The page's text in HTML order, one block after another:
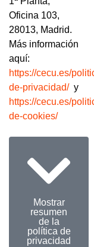
Oficina 103,
28013, Madrid.
Más información
aquí:
https://cecu.es/
de-privacidad/y
https://cecu.es/
de-cookies/
Mostrar
resumen
de la
política de
privacidad